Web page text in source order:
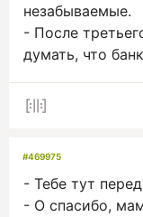
незабываемые.
- После
думать, что
#469975
- Тебе тут
- О спасибо,